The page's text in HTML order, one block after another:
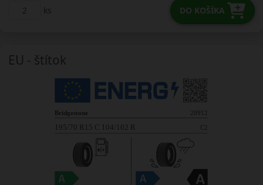
ks DO KOŠÍKA
EU - štítok